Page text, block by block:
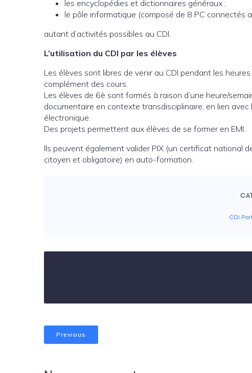
les encyclopédies et dictionnaires généraux ;
le pôle informatique (composé de 8 PC connectés
autant d’activités possibles au CDI.
L’utilisation du CDI par les élèves
Les élèves sont libres de venir au CDI pendant les
complément des cours.
Les élèves de 6è sont formés à raison d’une heure/
documentaire en contexte transdisciplinaire, en lien
électronique.
Des projets permettent aux élèves de se former en EMI.
Ils peuvent également valider PIX (un certificat national
citoyen et obligatoire) en auto-formation.
CDI
Previous